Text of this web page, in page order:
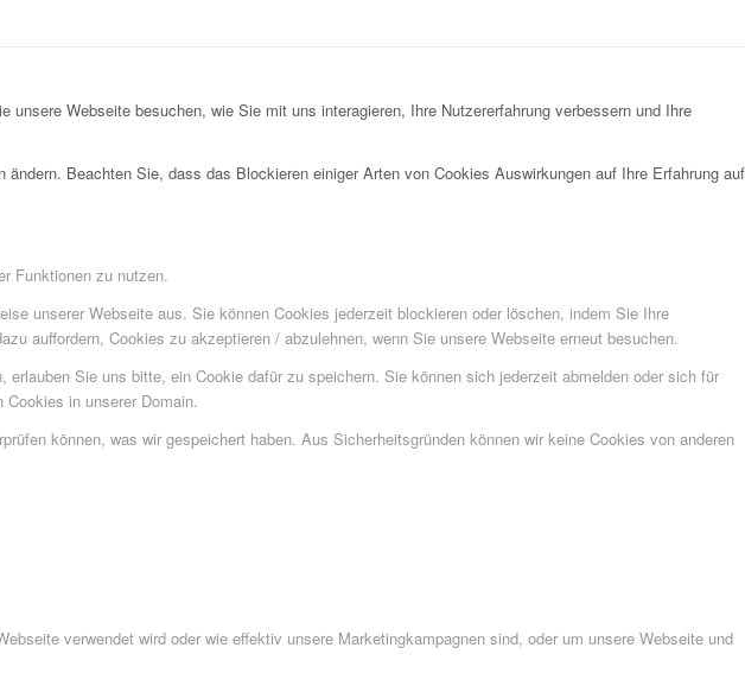
Webseite besuchen, wie Sie mit uns interagieren, Ihre Nutzererfahrung verbessern und Ihre
Beachten Sie, dass das Blockieren einiger Arten von Cookies Auswirkungen auf Ihre Erfahrung auf
Funktionen zu nutzen.
unserer Webseite aus. Sie können Cookies jederzeit blockieren oder löschen, indem Sie Ihre
auffordern, Cookies zu akzeptieren / abzulehnen, wenn Sie unsere Webseite erneut besuchen.
Sie uns bitte, ein Cookie dafür zu speichern. Sie können sich jederzeit abmelden oder sich für
in unserer Domain.
können, was wir gespeichert haben. Aus Sicherheitsgründen können wir keine Cookies von anderen
verwendet wird oder wie effektiv unsere Marketingkampagnen sind, oder um unsere Webseite und